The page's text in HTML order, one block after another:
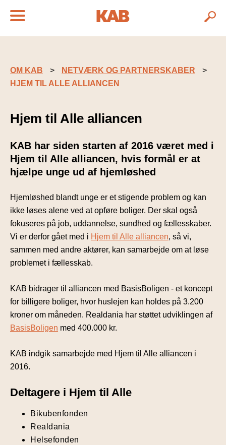
OM KAB
NETVÆRK OG PARTNERSKABER
HJEM TIL ALLE ALLIANCEN
Hjem til Alle alliancen
KAB har siden starten af 2016 været med i
Hjem til Alle alliancen, hvis formål er at
hjælpe unge ud af hjemløshed
Hjemløshed blandt unge er et stigende problem og kan
ikke løses alene ved at opføre boliger. Der skal også
fokuseres på job, uddannelse, sundhed og fællesskaber.
Vi er derfor gået med i Hjem til Alle alliancen, så vi,
sammen med andre aktører, kan samarbejde om at løse
problemet i fællesskab.
KAB bidrager til alliancen med BasisBoligen - et koncept
for billigere boliger, hvor huslejen kan holdes på 3.200
kroner om måneden. Realdania har støttet udviklingen af
BasisBoligen med 400.000 kr.
KAB indgik samarbejde med Hjem til Alle alliancen i
2016.
Deltagere i Hjem til Alle
Bikubenfonden
Realdania
Helsefonden